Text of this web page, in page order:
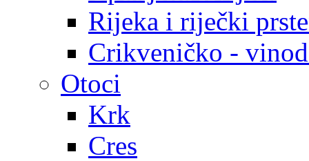
Rijeka i riječki
Crikveničko -
Otoci
Krk
Cres